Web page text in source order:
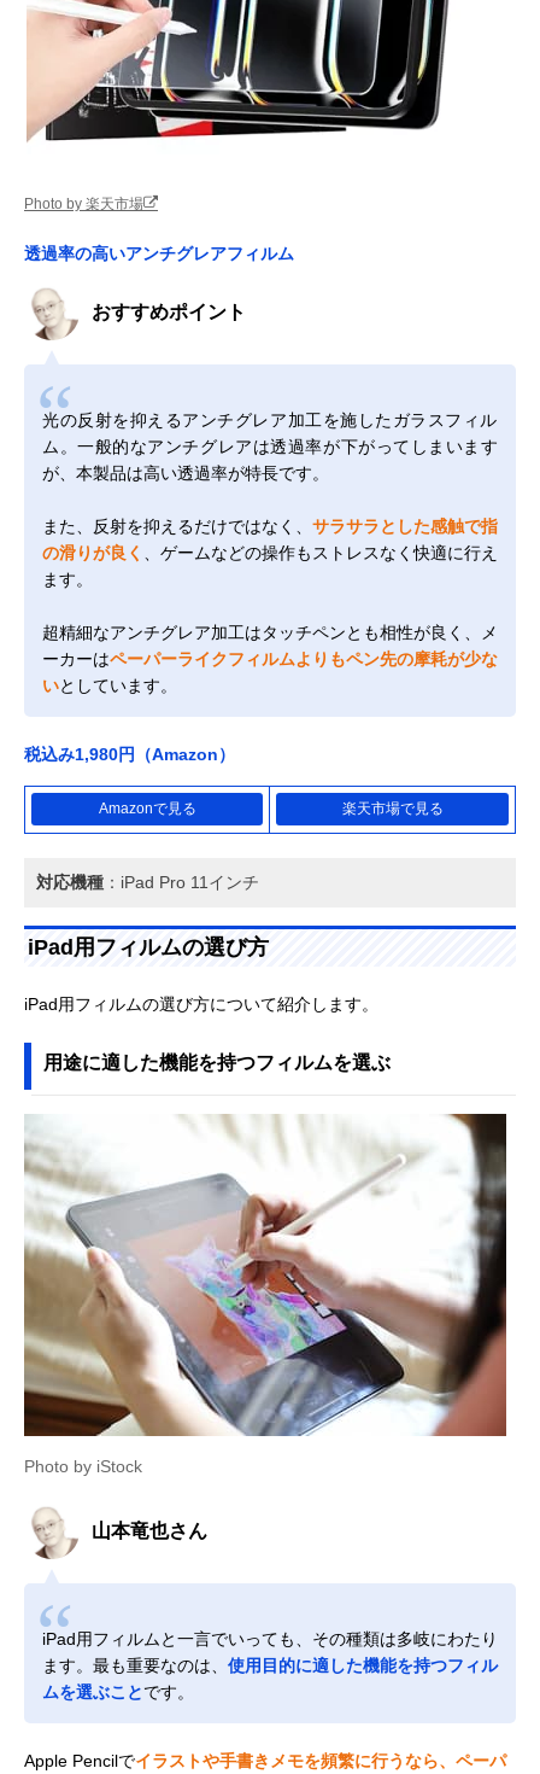
Photo by 楽天市場
透過率の高いアンチグレアフィルム
おすすめポイント
光の反射を抑えるアンチグレア加工を施したガラスフィル
ム。一般的なアンチグレアは透過率が下がってしまいます
が、本製品は高い透過率が特長です。
また、反射を抑えるだけではなく、 サラサラとした感触で指
の滑りが良く
、ゲームなどの操作もストレスなく快適に行え
ます。
超精細なアンチグレア加工はタッチペンとも相性が良く、メ
ーカーはペーパーライクフィルムよりもペン先の摩耗が少な
いとしています。
税込み1,980円（Amazon）
Amazonで見る 楽天市場で見る
対応機種 ：iPad Pro 11インチ
iPad用フィルムの選び方
iPad用フィルムの選び方について紹介します。
用途に適した機能を持つフィルムを選ぶ
Photo by iStock
山本竜也さん
iPad用フィルムと一言でいっても、その種類は多岐にわたり
ます。最も重要なのは、 使用目的に適した機能を持つフィル
ムを選ぶことです。
Apple Pencilでイラストや手書きメモを頻繁に行うなら、ペーパ